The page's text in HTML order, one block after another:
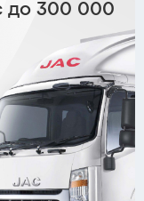
до 300 000